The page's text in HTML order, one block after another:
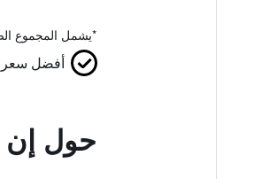
*يشمل المجموع
أفضل سعر
حول إن